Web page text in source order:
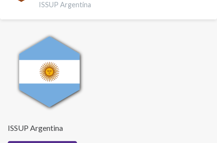
ISSUP Argentina
ISSUP Argentina